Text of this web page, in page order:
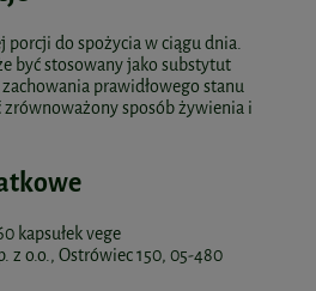
porcji do spożycia w ciągu dnia.
być stosowany jako substytut
prawidłowego stanu
sposób żywienia i
kapsułek vege
z o.o., Ostrówiec 150, 05-480